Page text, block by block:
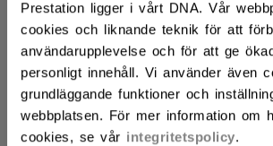
Prestation ligger i vårt DNA. Vår
cookies och liknande teknik för att
användarupplevelse och för att ge
personligt innehåll. Vi använder även
grundläggande funktioner och
webbplatsen. För mer information om
cookies, se vår integritetspolicy.
Regular Wide
not.available
ANTAL